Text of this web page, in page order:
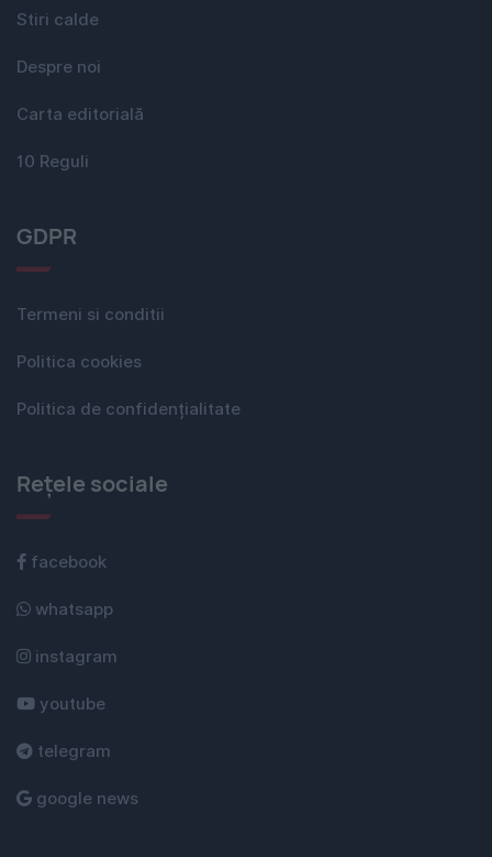
Stiri calde
Despre noi
Carta editorială
10 Reguli
GDPR
Termeni si conditii
Politica cookies
Politica de confidențialitate
Rețele sociale
facebook
whatsapp
instagram
youtube
telegram
google news